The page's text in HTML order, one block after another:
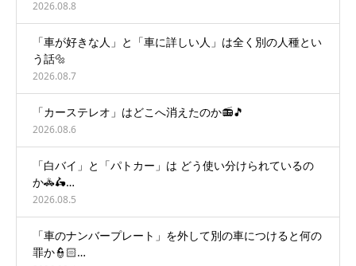
2026.08.8
「車が好きな人」と「車に詳しい人」は全く別の人種とい
う話🔩
2026.08.7
「カーステレオ」はどこへ消えたのか📻🎵
2026.08.6
「白バイ」と「パトカー」は どう使い分けられているの
か🚓🛵…
2026.08.5
「車のナンバープレート」を外して別の車につけると何の
罪か👮🏻…